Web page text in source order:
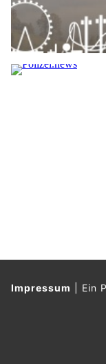
Impressum Ein